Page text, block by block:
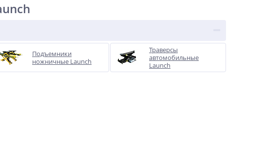
Подъемники
ножничные Launch
Траверсы
автомобильные
Launch